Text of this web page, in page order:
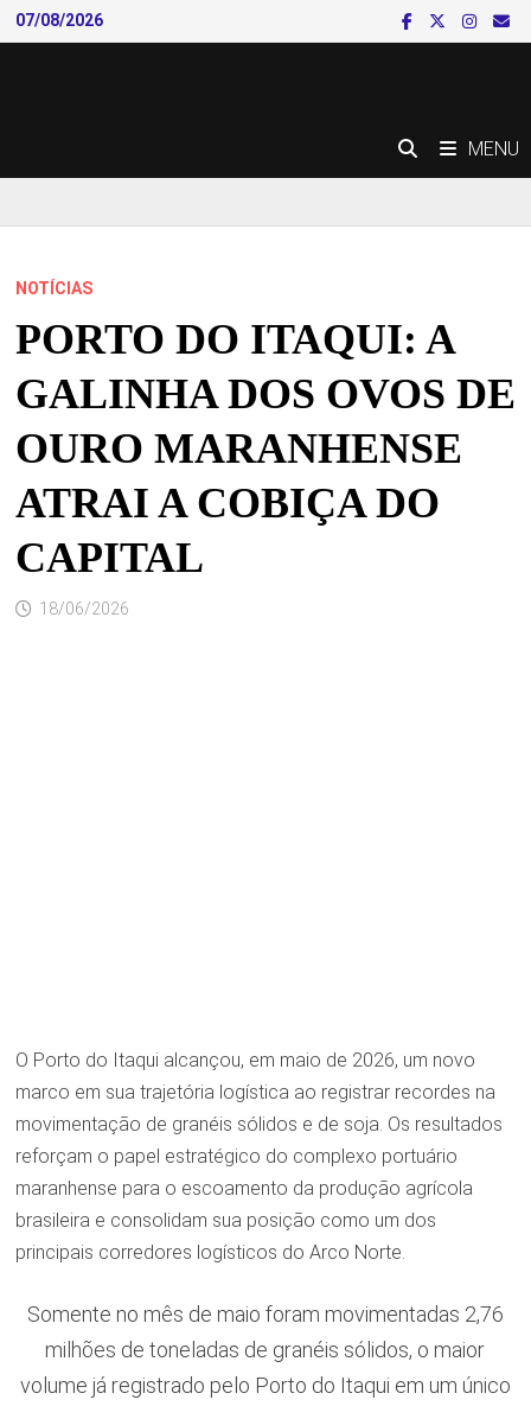
Skip
to
07/08/2026
MENU
NOTÍCIAS
PORTO DO ITAQUI: A
GALINHA DOS OVOS DE
OURO MARANHENSE
ATRAI A COBIÇA DO
CAPITAL
18/06/2026
O Porto do Itaqui alcançou, em maio de 2026, um novo
marco em sua trajetória logística ao registrar recordes na
movimentação de granéis sólidos e de soja. Os resultados
reforçam o papel estratégico do complexo portuário
maranhense para o escoamento da produção agrícola
brasileira e consolidam sua posição como um dos
principais corredores logísticos do Arco Norte.
Somente no mês de maio foram movimentadas 2,76
milhões de toneladas de granéis sólidos, o maior
volume já registrado pelo Porto do Itaqui em um único